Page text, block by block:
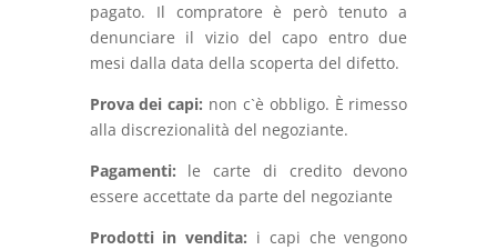
pagato. Il compratore è però tenuto a
denunciare il vizio del capo entro due
mesi dalla data della scoperta del difetto.
Prova dei capi: non c`è obbligo. È rimesso
alla discrezionalità del negoziante.
Pagamenti: le carte di credito devono
essere accettate da parte del negoziante
Prodotti in vendita: i capi che vengono